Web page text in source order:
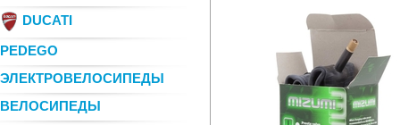
DUCATI
PEDEGO
ЭЛЕКТРОВЕЛОСИПЕДЫ
ВЕЛОСИПЕДЫ